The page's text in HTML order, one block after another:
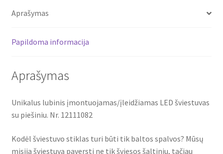
12111082
Aprašymas
Papildoma informacija
Aprašymas
Unikalus lubinis įmontuojamas/įleidžiamas LED šviestuvas
su piešiniu. Nr. 12111082
Kodėl šviestuvo stiklas turi būti tik baltos spalvos? Mūsų
misija šviestuvą paversti ne tik šviesos šaltiniu, tačiau